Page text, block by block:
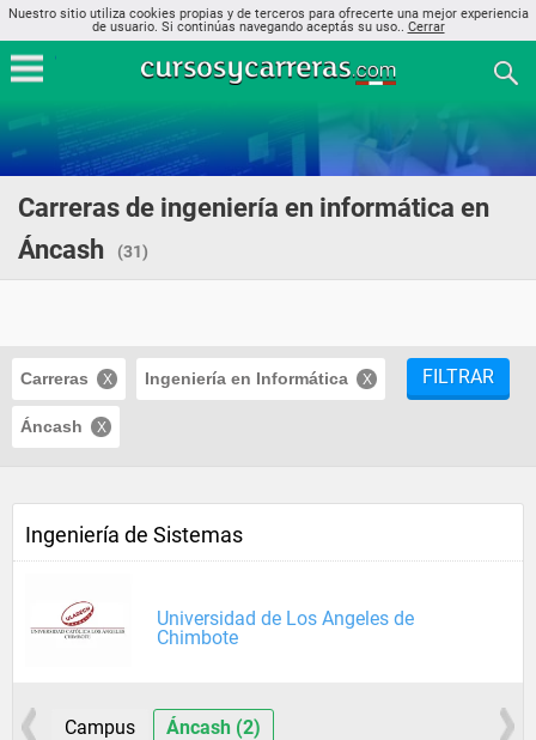
Nuestro sitio utiliza cookies propias y de terceros para ofrecerte una mejor experiencia
de usuario. Si continúas navegando aceptás su uso.. Cerrar
Carreras de ingeniería en informática en
Áncash
(31)
Carreras Ingeniería en Informática
Áncash
FILTRAR
Ingeniería de Sistemas
Universidad de Los Angeles de
Chimbote
Campus Áncash (2)